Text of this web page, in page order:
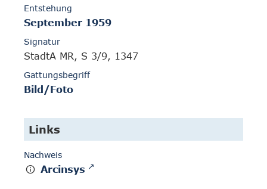
Entstehung
September 1959
Signatur
StadtA MR, S 3/9, 1347
Gattungsbegriff
Bild/Foto
Links
Nachweis
Arcinsys